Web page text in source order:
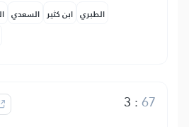
السعدي ابن كثير الطبري
3 :67